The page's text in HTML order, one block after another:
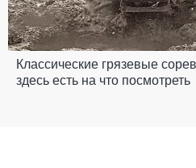
Классические грязевые
здесь есть на что посмотреть